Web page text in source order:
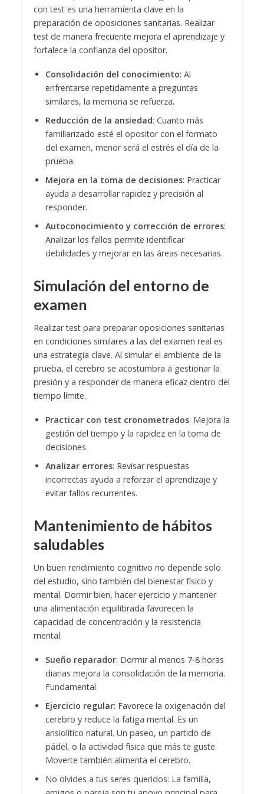
con test es una herramienta clave en la
preparación de oposiciones sanitarias. Realizar
test de manera frecuente mejora el aprendizaje y
fortalece la confianza del opositor.
Consolidación del conocimiento: Al
enfrentarse repetidamente a preguntas
similares, la memoria se refuerza.
Reducción de la ansiedad: Cuanto más
familiarizado esté el opositor con el formato
del examen, menor será el estrés el día de la
prueba.
Mejora en la toma de decisiones: Practicar
ayuda a desarrollar rapidez y precisión al
responder.
Autoconocimiento y corrección de errores:
Analizar los fallos permite identificar
debilidades y mejorar en las áreas necesarias.
Simulación del entorno de
examen
Realizar test para preparar oposiciones sanitarias
en condiciones similares a las del examen real es
una estrategia clave. Al simular el ambiente de la
prueba, el cerebro se acostumbra a gestionar la
presión y a responder de manera eficaz dentro del
tiempo límite.
Practicar con test cronometrados: Mejora la
gestión del tiempo y la rapidez en la toma de
decisiones.
Analizar errores: Revisar respuestas
incorrectas ayuda a reforzar el aprendizaje y
evitar fallos recurrentes.
Mantenimiento de hábitos
saludables
Un buen rendimiento cognitivo no depende solo
del estudio, sino también del bienestar físico y
mental. Dormir bien, hacer ejercicio y mantener
una alimentación equilibrada favorecen la
capacidad de concentración y la resistencia
mental.
Sueño reparador: Dormir al menos 7-8 horas
diarias mejora la consolidación de la memoria.
Fundamental.
Ejercicio regular: Favorece la oxigenación del
cerebro y reduce la fatiga mental. Es un
ansiolítico natural. Un paseo, un partido de
pádel, o la actividad física que más te guste.
Moverte también alimenta el cerebro.
No olvides a tus seres queridos: La familia,